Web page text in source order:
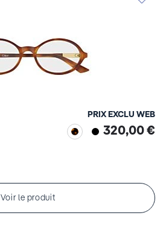
PRIX EXCLU WEB
320,00 €
Voir le produit